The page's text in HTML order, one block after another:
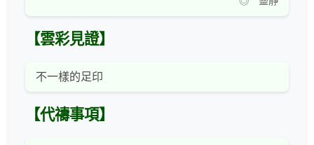
【雲彩見證】
不一樣的足印
【代禱事項】